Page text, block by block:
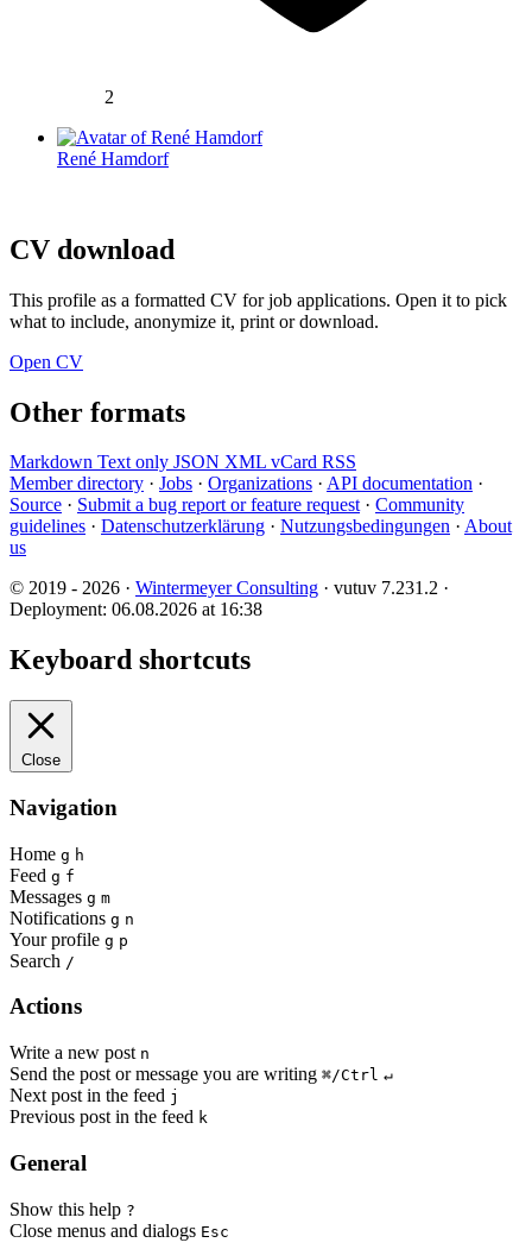
2
René Hamdorf
CV download
This profile as a formatted CV for job applications. Open it to pick
what to include, anonymize it, print or download.
Open CV
Other formats
Markdown Text only JSON XML vCard RSS
Member directory · Jobs · Organizations · API documentation ·
Source · Submit a bug report or feature request · Community
guidelines · Datenschutzerklärung · Nutzungsbedingungen · About
us
© 2019 - 2026 · Wintermeyer Consulting · vutuv 7.231.2 ·
Deployment: 06.08.2026 at 16:38
Keyboard shortcuts
Close
Navigation
Home g h
Feed g f
Messages g m
Notifications g n
Your profile g p
Search /
Actions
Write a new post n
Send the post or message you are writing ⌘/Ctrl ↵
Next post in the feed j
Previous post in the feed k
General
Show this help ?
Close menus and dialogs Esc